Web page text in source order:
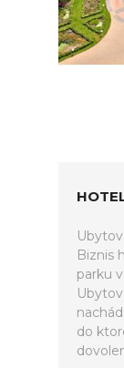
Biznis
parku
do